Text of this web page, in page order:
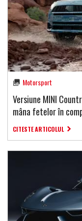
Motorsport
Versiune MINI
mâna fetelor în
CITESTE ARTICOLUL